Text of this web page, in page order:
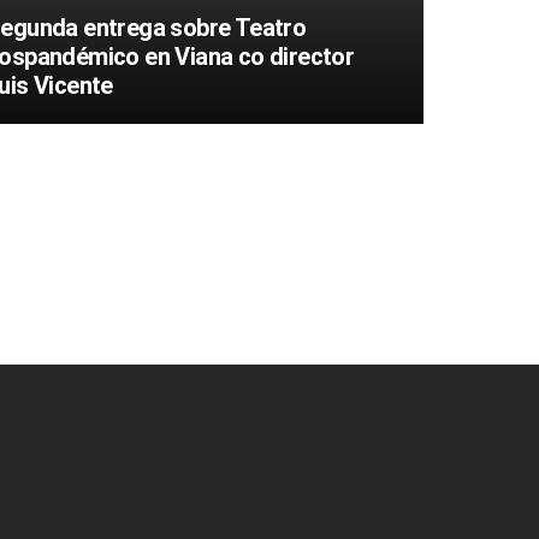
entrega sobre Teatro
en Viana co director
Vicente